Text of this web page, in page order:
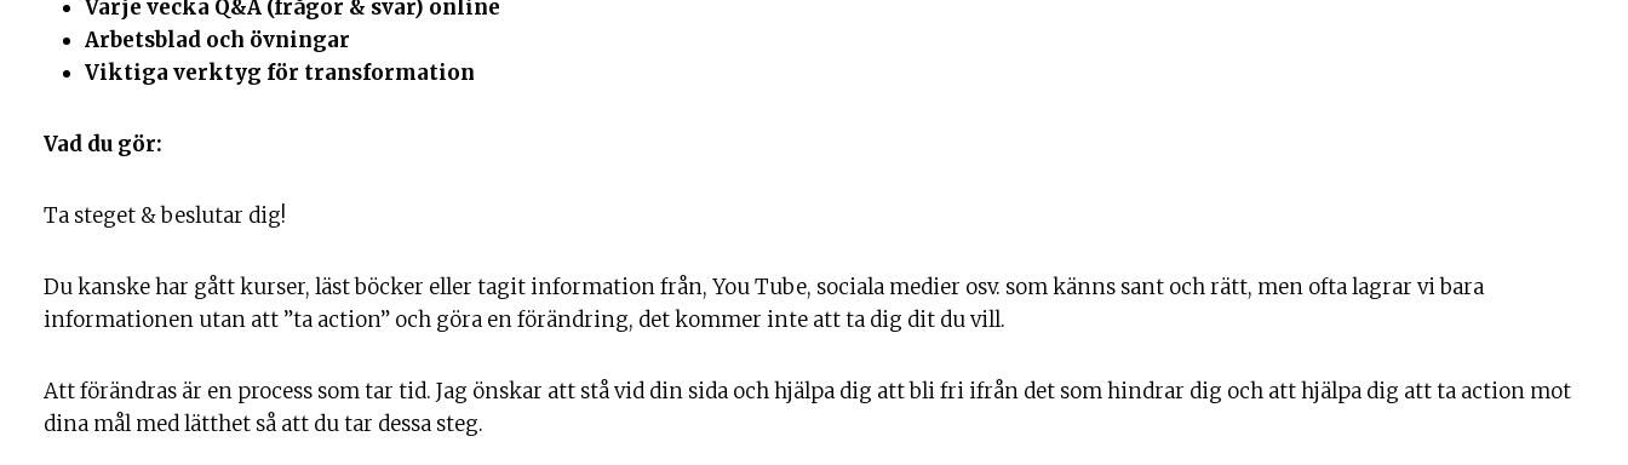
Varje vecka Q&A (frågor & svar) online
Arbetsblad och övningar
Viktiga verktyg för transformation
Vad du gör:
Ta steget & beslutar dig!
Du kanske har gått kurser, läst böcker eller tagit information från, You Tube, sociala medier osv. som känns sant och rätt, men ofta lagrar vi bara
informationen utan att ”ta action” och göra en förändring, det kommer inte att ta dig dit du vill.
Att förändras är en process som tar tid. Jag önskar att stå vid din sida och hjälpa dig att bli fri ifrån det som hindrar dig och att hjälpa dig att ta action mot
dina mål med lätthet så att du tar dessa steg.